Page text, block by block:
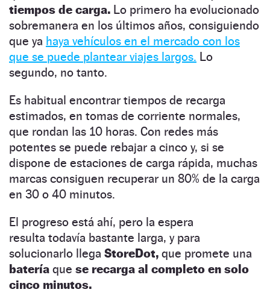
tiempos de carga. Lo primero ha evolucionado
sobremanera en los últimos años, consiguiendo
que ya haya vehículos en el mercado con los
que se puede plantear viajes largos. Lo
segundo, no tanto.
Es habitual encontrar tiempos de recarga
estimados, en tomas de corriente normales,
que rondan las 10 horas. Con redes más
potentes se puede rebajar a cinco y, si se
dispone de estaciones de carga rápida, muchas
marcas consiguen recuperar un 80% de la carga
en 30 o 40 minutos.
El progreso está ahí, pero la espera
resulta todavía bastante larga, y para
solucionarlo llega StoreDot, que promete una
batería que se recarga al completo en solo
cinco minutos.